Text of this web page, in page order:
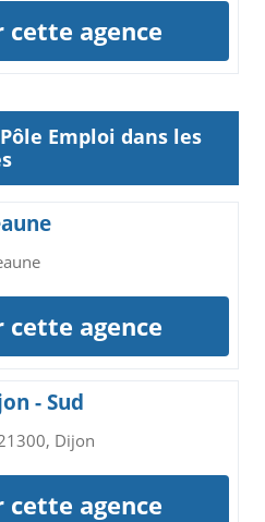
agence
Emploi dans les
agence
- Sud
Dijon
agence